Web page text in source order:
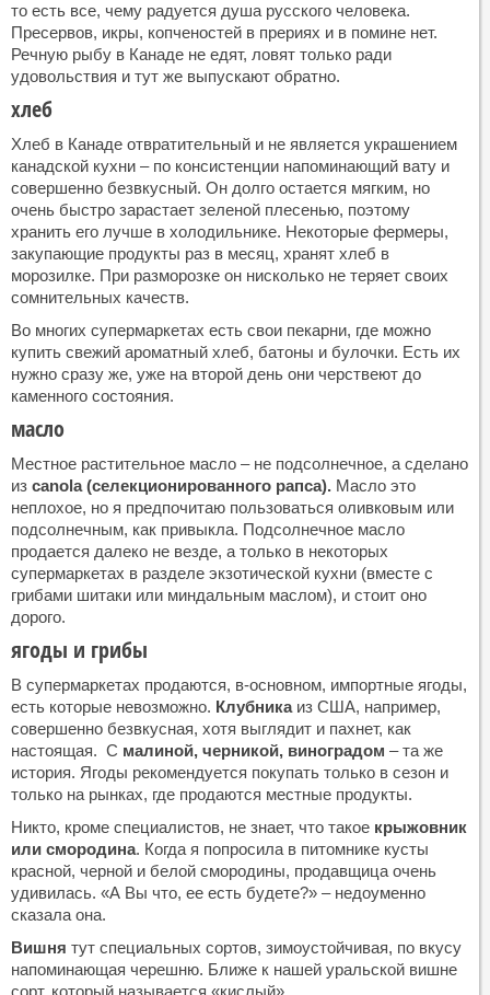
то есть все, чему радуется душа русского человека.
Пресервов, икры, копченостей в прериях и в помине нет.
Речную рыбу в Канаде не едят, ловят только ради
удовольствия и тут же выпускают обратно.
хлеб
Хлеб в Канаде отвратительный и не является украшением
канадской кухни – по консистенции напоминающий вату и
совершенно безвкусный. Он долго остается мягким, но
очень быстро зарастает зеленой плесенью, поэтому
хранить его лучше в холодильнике. Некоторые фермеры,
закупающие продукты раз в месяц, хранят хлеб в
морозилке. При разморозке он нисколько не теряет своих
сомнительных качеств.
Во многих супермаркетах есть свои пекарни, где можно
купить свежий ароматный хлеб, батоны и булочки. Есть их
нужно сразу же, уже на второй день они черствеют до
каменного состояния.
масло
Местное растительное масло – не подсолнечное, а сделано
из canola (селекционированного рапса). Масло это
неплохое, но я предпочитаю пользоваться оливковым или
подсолнечным, как привыкла. Подсолнечное масло
продается далеко не везде, а только в некоторых
супермаркетах в разделе экзотической кухни (вместе с
грибами шитаки или миндальным маслом), и стоит оно
дорого.
ягоды и грибы
В супермаркетах продаются, в-основном, импортные ягоды,
есть которые невозможно. Клубникаиз США, например,
совершенно безвкусная, хотя выглядит и пахнет, как
настоящая. С малиной, черникой, виноградом – та же
история. Ягоды рекомендуется покупать только в сезон и
только на рынках, где продаются местные продукты.
Никто, кроме специалистов, не знает, что такое крыжовник
или смородина. Когда я попросила в питомнике кусты
красной, черной и белой смородины, продавщица очень
удивилась. «А Вы что, ее есть будете?» – недоуменно
сказала она.
Вишня тут специальных сортов, зимоустойчивая, по вкусу
напоминающая черешню. Ближе к нашей уральской вишне